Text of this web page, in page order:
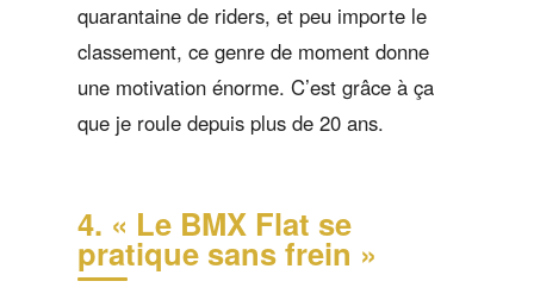
quarantaine de riders, et peu importe le
classement, ce genre de moment donne
une motivation énorme. C’est grâce à ça
que je roule depuis plus de 20 ans.
4. « Le BMX Flat se
pratique sans frein »